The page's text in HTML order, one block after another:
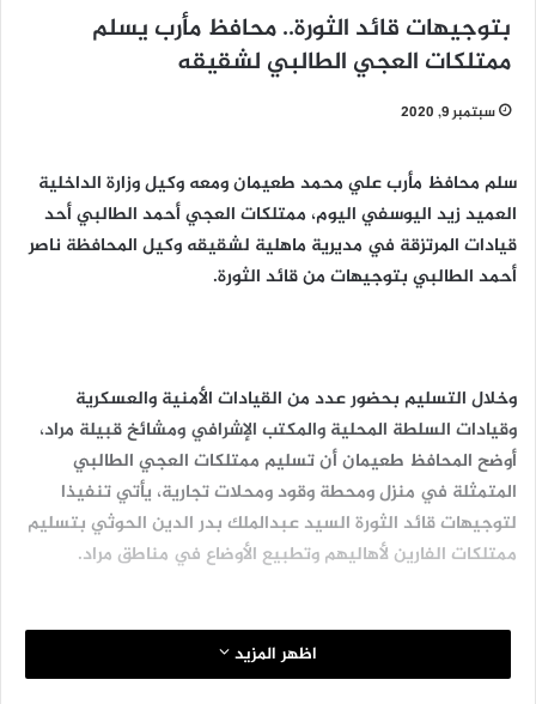
بتوجيهات قائد الثورة.. محافظ مأرب يسلم
ممتلكات العجي الطالبي لشقيقه
سبتمبر 9, 2020
سلم محافظ مأرب علي محمد طعيمان ومعه وكيل وزارة الداخلية
العميد زيد اليوسفي اليوم، ممتلكات العجي أحمد الطالبي أحد
قيادات المرتزقة في مديرية ماهلية لشقيقه وكيل المحافظة ناصر
أحمد الطالبي بتوجيهات من قائد الثورة.
وخلال التسليم بحضور عدد من القيادات الأمنية والعسكرية
وقيادات السلطة المحلية والمكتب الإشرافي ومشائخ قبيلة مراد،
أوضح المحافظ طعيمان أن تسليم ممتلكات العجي الطالبي
المتمثلة في منزل ومحطة وقود ومحلات تجارية، يأتي تنفيذا
لتوجيهات قائد الثورة السيد عبدالملك بدر الدين الحوثي بتسليم
ممتلكات الفارين لأهاليهم وتطبيع الأوضاع في مناطق مراد.
وأكد محافظ مأرب، أن السلطة المحلية ملتزمة بالحفاظ على
اظهر المزيد